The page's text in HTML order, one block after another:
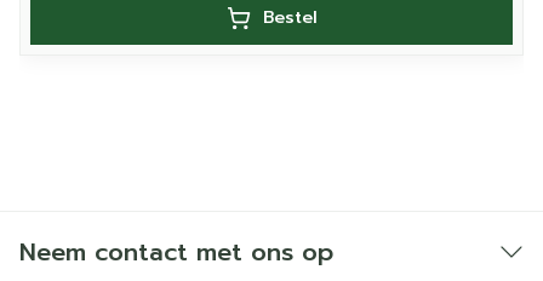
Bestel
Neem contact met ons op